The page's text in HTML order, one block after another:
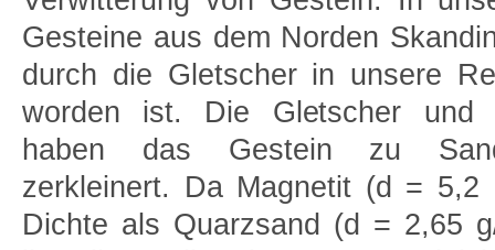
Gesteine aus dem Norden
durch die Gletscher in unsere
worden ist. Die Gletscher und
haben das Gestein zu
zerkleinert. Da Magnetit (d = 5,2
Dichte als Quarzsand (d = 2,65